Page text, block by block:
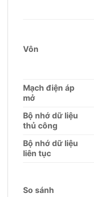
Vôn
Mạch điện áp
mở
Bộ nhớ dữ liệu
thủ công
Bộ nhớ dữ liệu
liên tục
So sánh